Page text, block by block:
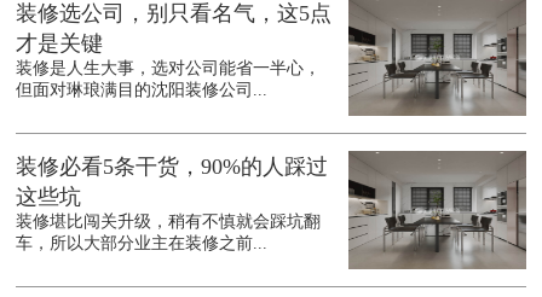
装修选公司，别只看名气，这5点
才是关键
装修是人生大事，选对公司能省一半心，
但面对琳琅满目的沈阳装修公司...
装修必看5条干货，90%的人踩过
这些坑
装修堪比闯关升级，稍有不慎就会踩坑翻
车，所以大部分业主在装修之前...